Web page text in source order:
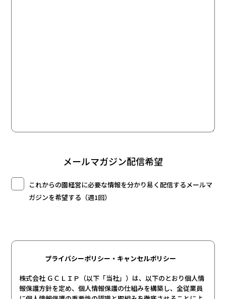
メールマガジン配信希望
これからの園経営に必要な情報を分かり易く配信するメールマ
ガジンを希望する（週1回）
プライバシーポリシー・キャンセルポリシー
株式会社 ＧＣＬＩＰ（以下「当社」）は、以下のとおり個人情
報保護方針を定め、個人情報保護の仕組みを構築し、全従業員